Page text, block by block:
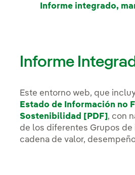
Informe integrado,
Informe
Este entorno web, que
Estado de Información no
Sostenibilidad [PDF] , con
de los diferentes Grupos
cadena de valor,